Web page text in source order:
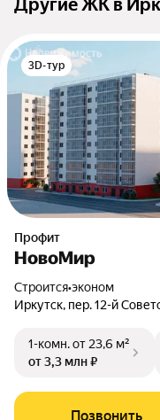
Другие ЖК в
3D-тур
Профит
НовоМир
Строится•эконом
Иркутск, пер. 12-й
1-комн.от 23,6 м²
от 3,3 млн ₽
Позвонить